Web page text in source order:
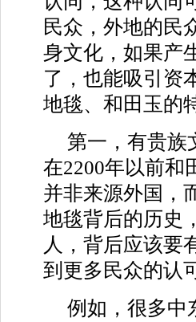
民众，外地的民
身文化，如果产
了，也能吸引资
地毯、和田玉的
第一，有贵族
在2200年以前和
并非来源外国，
地毯背后的历史
人，背后应该要
到更多民众的认
例如，很多中